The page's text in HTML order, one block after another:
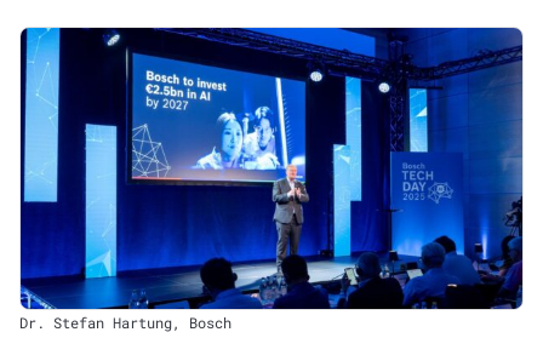
Dr. Stefan Hartung, Bosch